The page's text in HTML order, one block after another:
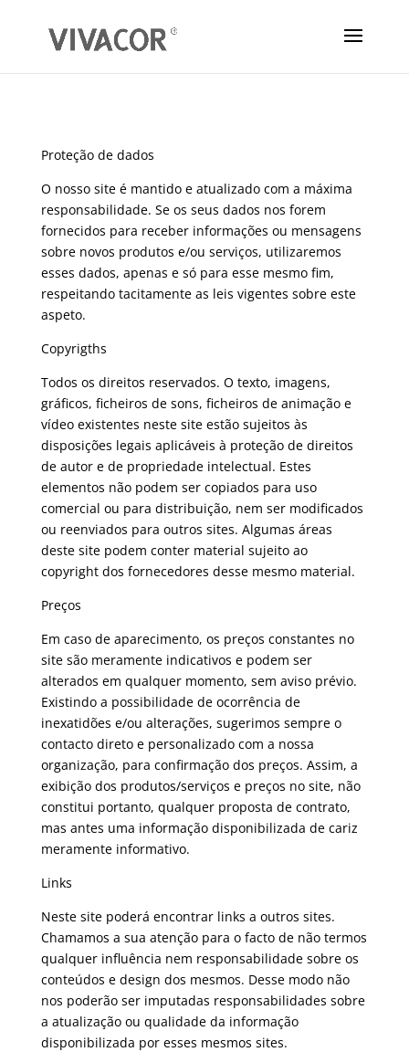
Proteção de dados
O nosso site é mantido e atualizado com a máxima
responsabilidade. Se os seus dados nos forem
fornecidos para receber informações ou mensagens
sobre novos produtos e/ou serviços, utilizaremos
esses dados, apenas e só para esse mesmo fim,
respeitando tacitamente as leis vigentes sobre este
aspeto.
Copyrigths
Todos os direitos reservados. O texto, imagens,
gráficos, ficheiros de sons, ficheiros de animação e
vídeo existentes neste site estão sujeitos às
disposições legais aplicáveis à proteção de direitos
de autor e de propriedade intelectual. Estes
elementos não podem ser copiados para uso
comercial ou para distribuição, nem ser modificados
ou reenviados para outros sites. Algumas áreas
deste site podem conter material sujeito ao
copyright dos fornecedores desse mesmo material.
Preços
Em caso de aparecimento, os preços constantes no
site são meramente indicativos e podem ser
alterados em qualquer momento, sem aviso prévio.
Existindo a possibilidade de ocorrência de
inexatidões e/ou alterações, sugerimos sempre o
contacto direto e personalizado com a nossa
organização, para confirmação dos preços. Assim, a
exibição dos produtos/serviços e preços no site, não
constitui portanto, qualquer proposta de contrato,
mas antes uma informação disponibilizada de cariz
meramente informativo.
Links
Neste site poderá encontrar links a outros sites.
Chamamos a sua atenção para o facto de não termos
qualquer influência nem responsabilidade sobre os
conteúdos e design dos mesmos. Desse modo não
nos poderão ser imputadas responsabilidades sobre
a atualização ou qualidade da informação
disponibilizada por esses mesmos sites.